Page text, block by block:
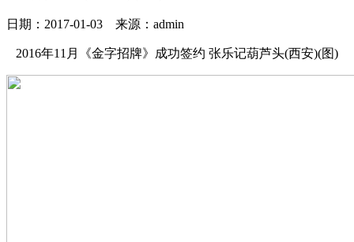
日期：2017-01-03 来源：admin
2016年11月《金字招牌》成功签约 张乐记葫芦头(西安)(图)